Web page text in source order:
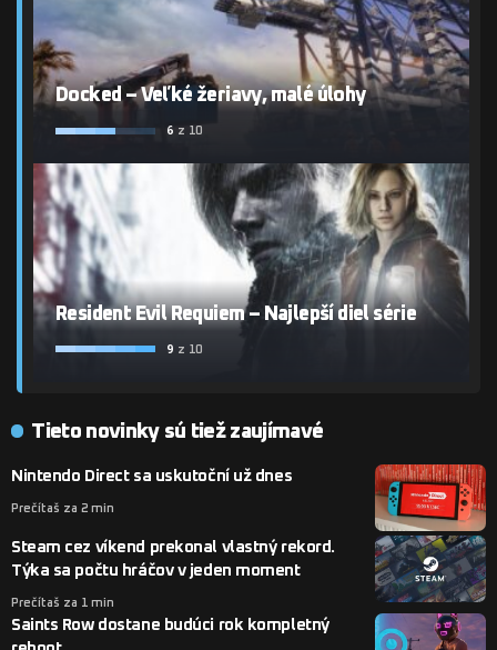
Docked – Veľké žeriavy, malé úlohy
6 z 10
Resident Evil Requiem – Najlepší diel série
9 z 10
Tieto novinky sú tiež zaujímavé
Nintendo Direct sa uskutoční už dnes
Prečítaš za 2 min
Steam cez víkend prekonal vlastný rekord.
Týka sa počtu hráčov v jeden moment
Prečítaš za 1 min
Saints Row dostane budúci rok kompletný